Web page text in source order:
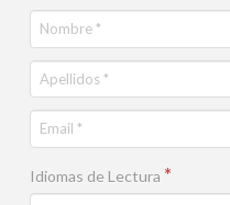
Idiomas de Lectura *